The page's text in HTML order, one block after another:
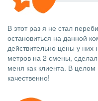
В этот раз я не стал
остановиться на данной
действительно цены у них
метров на 2 смены,
меня как клиента. В
качественно!